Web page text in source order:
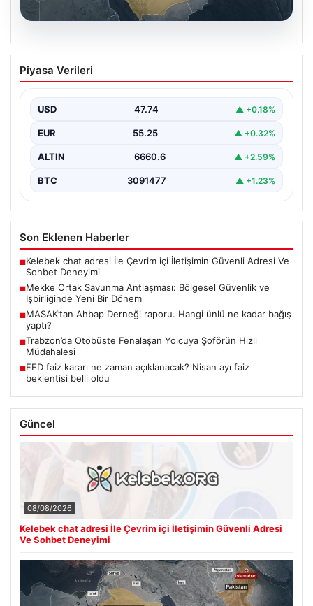
07.08.2026
Mekke Ortak Savunma Antlaşması:
Bölgesel Güvenlik ve İşbirliğinde Yeni
Türkiye, Suudi Arabistan ve Pakistan arasında
ve küresel…
Piyasa Verileri
USD 47.74 ▲ +0.18%
EUR 55.25 ▲ +0.32%
ALTIN 6660.6 ▲ +2.59%
BTC 3091477 ▲ +1.23%
Son Eklenen Haberler
■Kelebek chat adresi İle Çevrim içi İletişimin Güvenli Adresi Ve
Sohbet Deneyimi
■Mekke Ortak Savunma Antlaşması: Bölgesel Güvenlik ve
İşbirliğinde Yeni Bir Dönem
■MASAK’tan Ahbap Derneği raporu. Hangi ünlü ne kadar bağış
yaptı?
■Trabzon’da Otobüste Fenalaşan Yolcuya Şoförün Hızlı
Müdahalesi
■FED faiz kararı ne zaman açıklanacak? Nisan ayı faiz
beklentisi belli oldu
Güncel
08/08/2026
Kelebek chat adresi İle Çevrim içi İletişimin Güvenli Adresi
Ve Sohbet Deneyimi